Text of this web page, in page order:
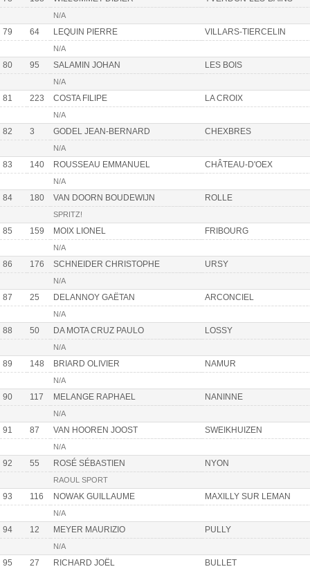
N/A
79 64 LEQUIN PIERRE VILLARS-TIERCELIN
N/A
80 95 SALAMIN JOHAN LES BOIS
N/A
81 223 COSTA FILIPE LA CROIX
N/A
82 3 GODEL JEAN-BERNARD CHEXBRES
N/A
83 140 ROUSSEAU EMMANUEL CHÂTEAU-D'OEX
N/A
84 180 VAN DOORN BOUDEWIJN ROLLE
SPRITZ!
85 159 MOIX LIONEL FRIBOURG
N/A
86 176 SCHNEIDER CHRISTOPHE URSY
N/A
87 25 DELANNOY GAËTAN ARCONCIEL
N/A
88 50 DA MOTA CRUZ PAULO LOSSY
N/A
89 148 BRIARD OLIVIER NAMUR
N/A
90 117 MELANGE RAPHAEL NANINNE
N/A
91 87 VAN HOOREN JOOST SWEIKHUIZEN
N/A
92 55 ROSÉ SÉBASTIEN NYON
RAOUL SPORT
93 116 NOWAK GUILLAUME MAXILLY SUR LEMAN
N/A
94 12 MEYER MAURIZIO PULLY
N/A
95 27 RICHARD JOËL BULLET